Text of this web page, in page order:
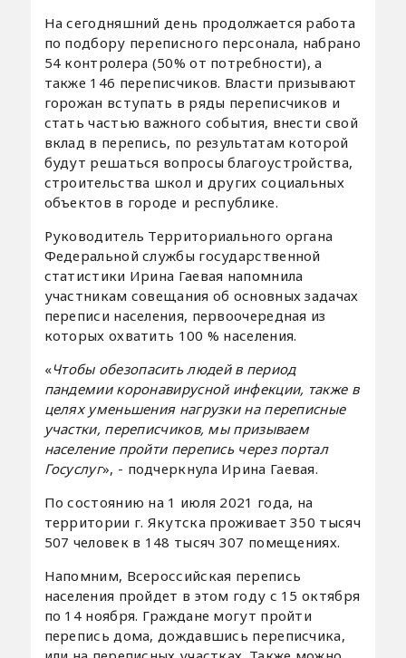
На сегодняшний день продолжается работа
по подбору переписного персонала, набрано
54 контролера (50% от потребности), а
также 146 переписчиков. Власти призывают
горожан вступать в ряды переписчиков и
стать частью важного события, внести свой
вклад в перепись, по результатам которой
будут решаться вопросы благоустройства,
строительства школ и других социальных
объектов в городе и республике.
Руководитель Территориального органа
Федеральной службы государственной
статистики Ирина Гаевая напомнила
участникам совещания об основных задачах
переписи населения, первоочередная из
которых охватить 100 % населения.
«Чтобы обезопасить людей в период
пандемии коронавирусной инфекции, также в
целях уменьшения нагрузки на переписные
участки, переписчиков, мы призываем
население пройти перепись через портал
Госуслуг», - подчеркнула Ирина Гаевая.
По состоянию на 1 июля 2021 года, на
территории г. Якутска проживает 350 тысяч
507 человек в 148 тысяч 307 помещениях.
Напомним, Всероссийская перепись
населения пройдет в этом году с 15 октября
по 14 ноября. Граждане могут пройти
перепись дома, дождавшись переписчика,